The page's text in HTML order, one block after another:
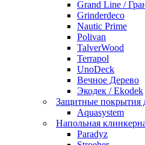
Grand Line /
Grinderdeco
Nautic Prime
Polivan
TalverWood
Terrapol
UnoDeck
Вечное Дерево
Экодек / Ekodek
Защитные покрытия
Aquasystem
Напольная
Paradyz